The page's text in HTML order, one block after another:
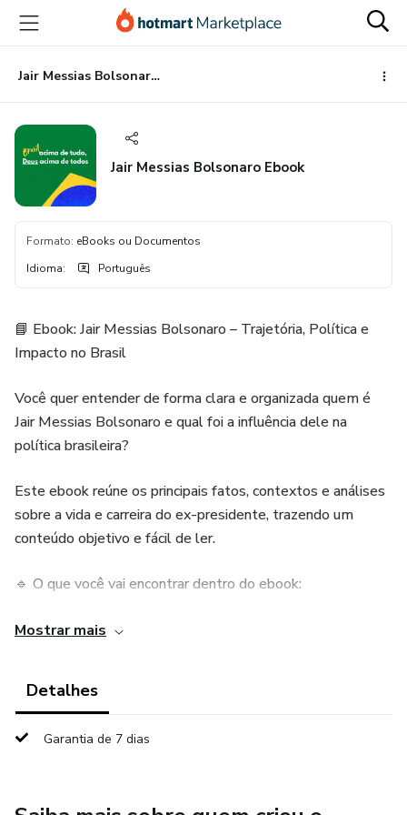
para
conteúdo
principal
para
pagamento
para
rodapé
Jair Messias Bolsonaro Ebook
Jair Messias Bolsonaro Ebook
Formato: eBooks ou Documentos
Idioma: Português
📘 Ebook: Jair Messias Bolsonaro – Trajetória, Política e
Impacto no Brasil
Você quer entender de forma clara e organizada quem é
Jair Messias Bolsonaro e qual foi a influência dele na
política brasileira?
Este ebook reúne os principais fatos, contextos e análises
sobre a vida e carreira do ex-presidente, trazendo um
conteúdo objetivo e fácil de ler.
🔹 O que você vai encontrar dentro do ebook:
• A trajetória de Bolsonaro desde sua carreira militar até a
• Os principais acontecimentos, polêmicas e decisões do
Mostrar mais
Detalhes
Garantia de 7 dias